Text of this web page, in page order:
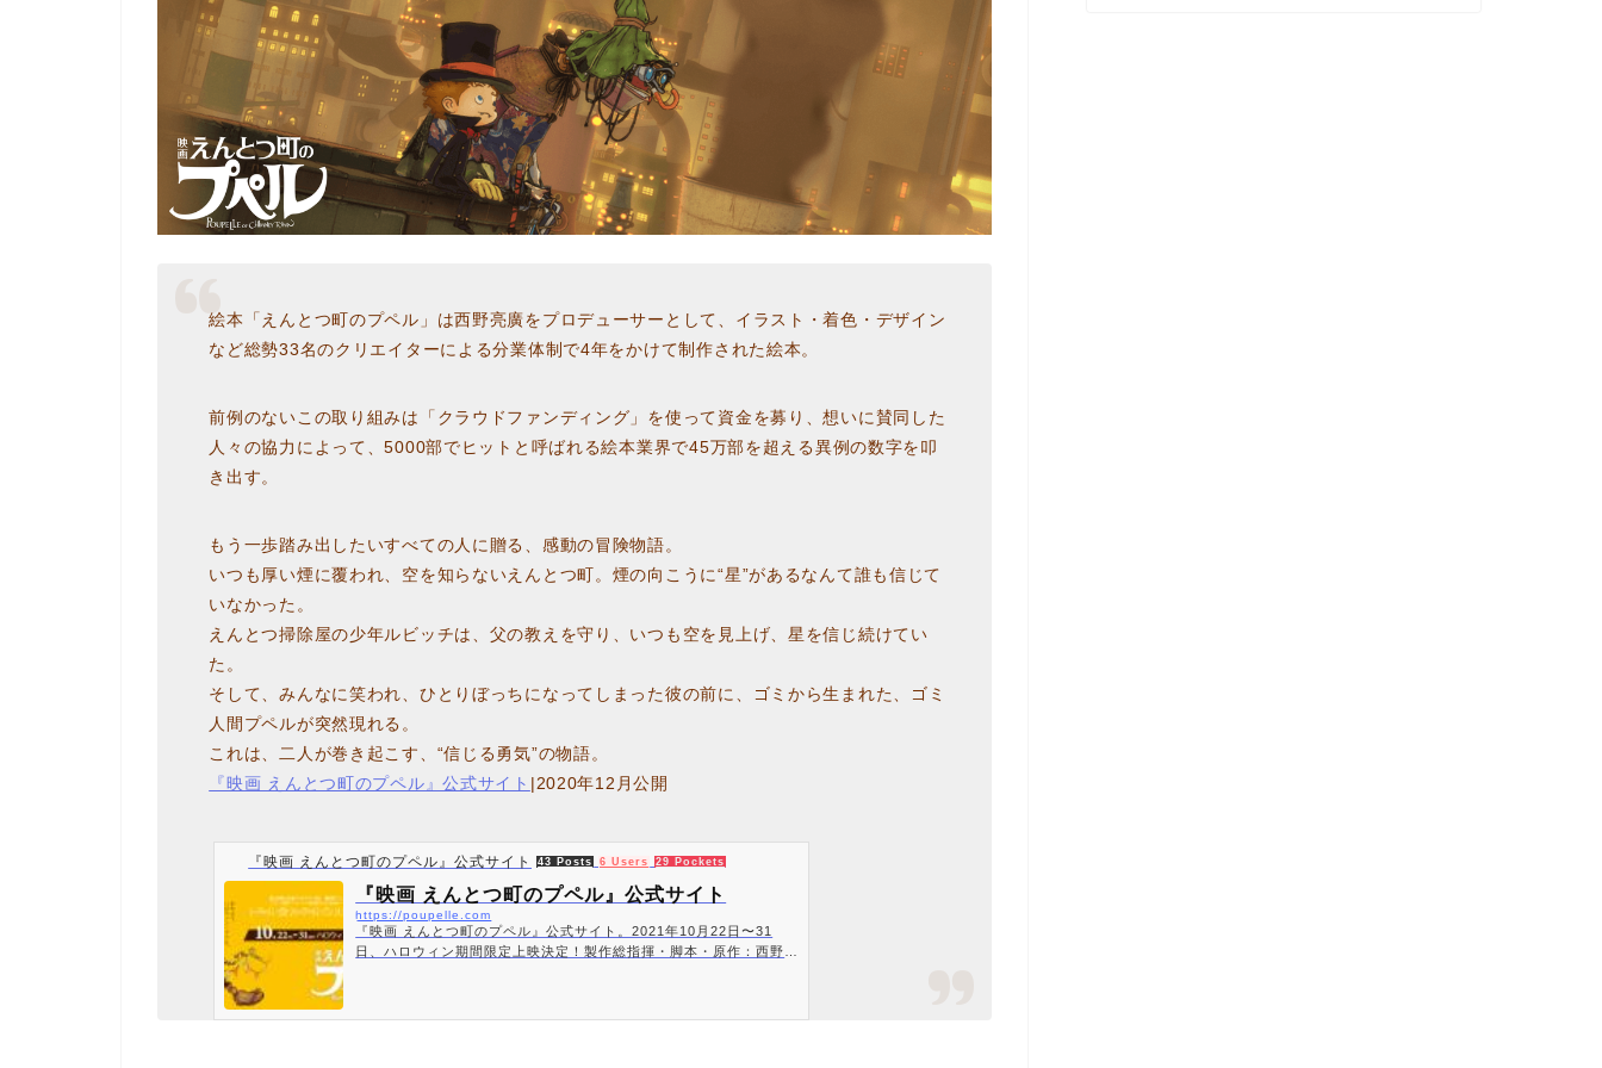
絵本「えんとつ町のプペル」は西野亮廣をプロデューサーとして、イラスト・着色・デザイン
など総勢33名のクリエイターによる分業体制で4年をかけて制作された絵本。
前例のないこの取り組みは「クラウドファンディング」を使って資金を募り、想いに賛同した
人々の協力によって、5000部でヒットと呼ばれる絵本業界で45万部を超える異例の数字を叩
き出す。
もう一歩踏み出したいすべての人に贈る、感動の冒険物語。
いつも厚い煙に覆われ、空を知らないえんとつ町。煙の向こうに“星”があるなんて誰も信じて
いなかった。
えんとつ掃除屋の少年ルビッチは、父の教えを守り、いつも空を見上げ、星を信じ続けてい
た。
そして、みんなに笑われ、ひとりぼっちになってしまった彼の前に、ゴミから生まれた、ゴミ
人間プペルが突然現れる。
これは、二人が巻き起こす、“信じる勇気”の物語。
『映画 えんとつ町のプペル』公式サイト |2020年12月公開
『映画 えんとつ町のプペル』公式サイト 43 Posts 6 Users 29 Pockets
『映画 えんとつ町のプペル』公式サイト
https://poupelle.com
『映画 えんとつ町のプペル』公式サイト。2021年10月22日〜31
日、ハロウィン期間限定上映決定！製作総指揮・脚本・原作：西野亮